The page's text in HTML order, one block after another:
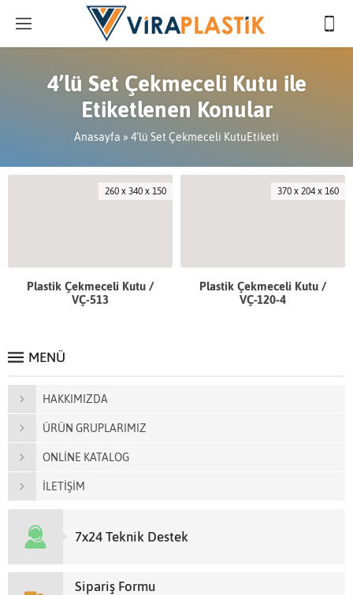
4’lü Set Çekmeceli Kutu ile
Etiketlenen Konular
Anasayfa » 4’lü Set Çekmeceli KutuEtiketi
260 x 340 x 150
Plastik Çekmeceli Kutu /
VÇ-513
370 x 204 x 160
Plastik Çekmeceli Kutu /
VÇ-120-4
MENÜ
HAKKIMIZDA
ÜRÜN GRUPLARIMIZ
ONLİNE KATALOG
İLETİŞİM
7x24 Teknik Destek
Sipariş Formu